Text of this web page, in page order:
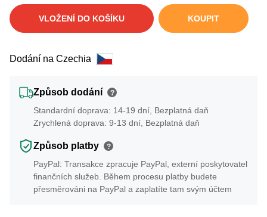
VLOŽENÍ DO KOŠÍKU KOUPIT
Dodání na Czechia
Způsob dodání ?
Standardní doprava: 14-19 dní, Bezplatná daň
Zrychlená doprava: 9-13 dní, Bezplatná daň
Způsob platby ?
PayPal: Transakce zpracuje PayPal, externí poskytovatel
finančních služeb. Během procesu platby budete
přesměrováni na PayPal a zaplatíte tam svým účtem